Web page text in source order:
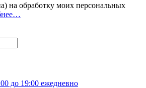
на обработку моих персональных
до 19:00 ежедневно